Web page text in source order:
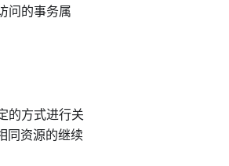
问的事务属
的方式进行关
同资源的继续